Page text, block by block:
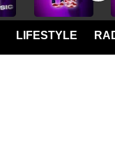
LIFESTYLE